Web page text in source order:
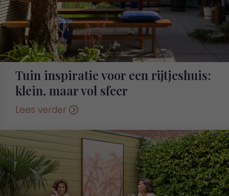
Tuin inspiratie voor een rijtjeshuis:
klein, maar vol sfeer
Lees verder